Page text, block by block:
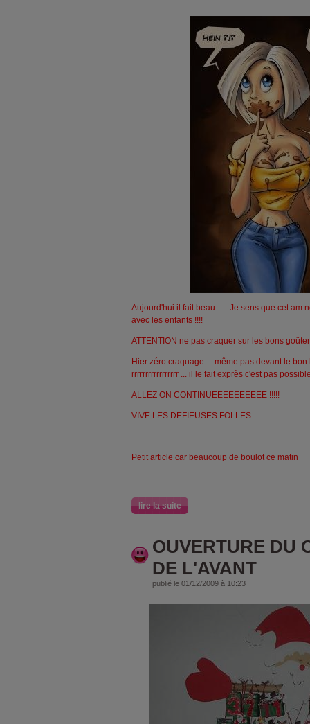
Aujourd'hui il fait beau ..... Je sens que cet am
avec les enfants !!!!
ATTENTION ne pas craquer sur les bons
Hier zéro craquage ... même pas devant le
rrrrrrrrrrrrrrrrr ... il le fait exprès c'est pas
ALLEZ ON CONTINUEEEEEEEEEE !!!!!
VIVE LES DEFIEUSES FOLLES ..........
Petit article car beaucoup de boulot ce matin
lire la suite
OUVERTURE DU
DE L'AVANT
publié le 01/12/2009 à 10:23